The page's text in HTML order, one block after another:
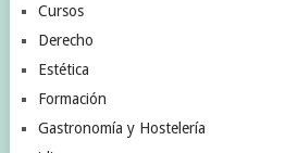
Cursos
Derecho
Estética
Formación
Gastronomía y Hostelería